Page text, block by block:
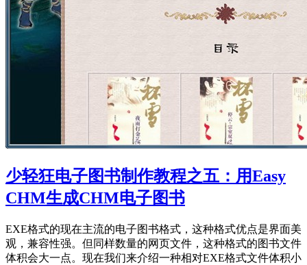
少轻狂电子图书制作教程之五：用Easy
CHM生成CHM电子图书
EXE格式的现在主流的电子图书格式，这种格式优点是界面美
观，兼容性强。但同样数量的网页文件，这种格式的图书文件
体积会大一点。现在我们来介绍一种相对EXE格式文件体积小